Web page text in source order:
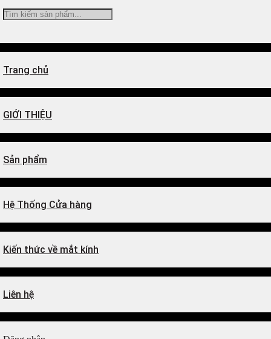
Tìm
Trang chủ
GIỚI THIỆU
Sản phẩm
Hệ Thống Cửa hàng
Kiến thức về mắt kính
Liên hệ